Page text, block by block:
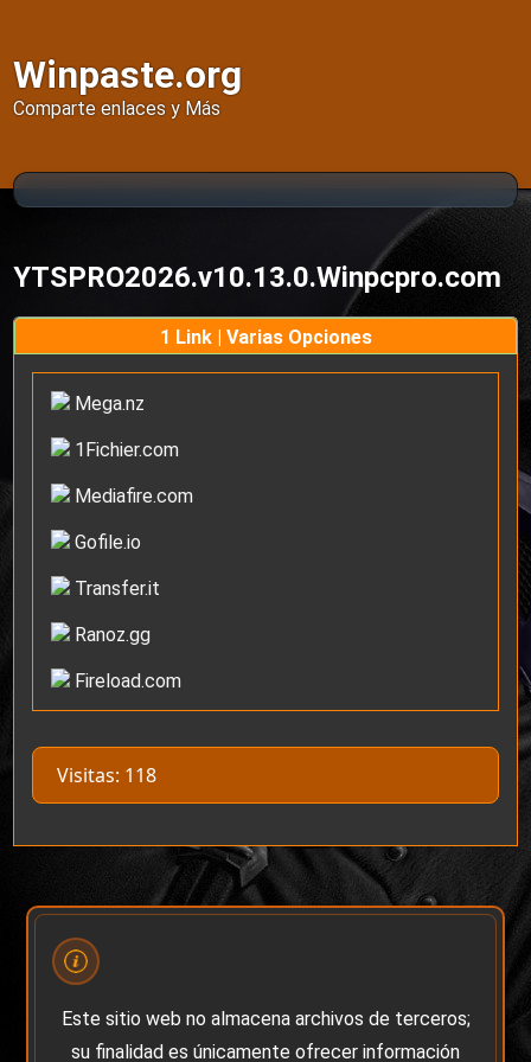
Winpaste.org
Comparte enlaces y Más
YTSPRO2026.v10.13.0.Winpcpro.com
1 Link | Varias Opciones
Mega.nz
1Fichier.com
Mediafire.com
Gofile.io
Transfer.it
Ranoz.gg
Fireload.com
Visitas: 118
Este sitio web no almacena archivos de terceros;
su finalidad es únicamente ofrecer información